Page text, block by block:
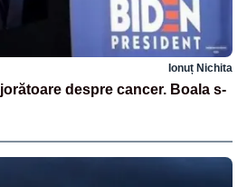
Ionuț Nichita
despre cancer. Boala s-